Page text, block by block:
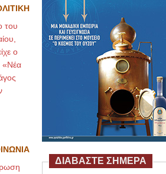
του
ο
«Νέα
ΔΙΑΒΑΣΤΕ ΣΗΜΕΡΑ